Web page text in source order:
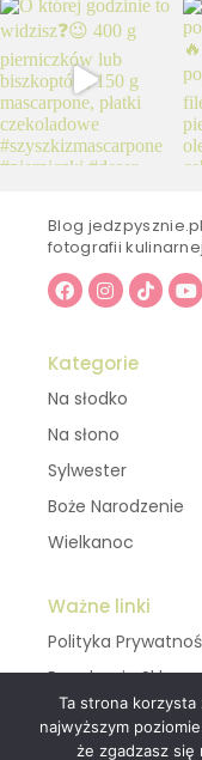
Blog
fotografii
Kategorie
Na słodko
Na słono
Sylwester
Boże Narodzenie
Wielkanoc
Ważne linki
Polityka
Regulamin Sklepu
Kontakt
Ta strona korzysta
najwyższym
że zgadzasz się